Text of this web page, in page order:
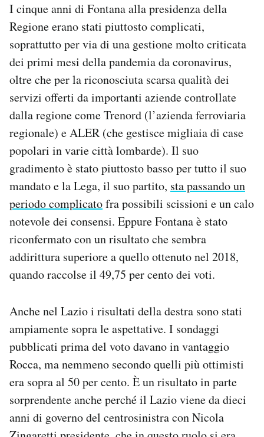
I cinque anni di Fontana alla presidenza della
Regione erano stati piuttosto complicati,
soprattutto per via di una gestione molto criticata
dei primi mesi della pandemia da coronavirus,
oltre che per la riconosciuta scarsa qualità dei
servizi offerti da importanti aziende controllate
dalla regione come Trenord (l’azienda ferroviaria
regionale) e ALER (che gestisce migliaia di case
popolari in varie città lombarde). Il suo
gradimento è stato piuttosto basso per tutto il suo
mandato e la Lega, il suo partito, sta passando un
periodo complicatofra possibili scissioni e un calo
notevole dei consensi. Eppure Fontana è stato
riconfermato con un risultato che sembra
addirittura superiore a quello ottenuto nel 2018,
quando raccolse il 49,75 per cento dei voti.
Anche nel Lazio i risultati della destra sono stati
ampiamente sopra le aspettative. I sondaggi
pubblicati prima del voto davano in vantaggio
Rocca, ma nemmeno secondo quelli più ottimisti
era sopra al 50 per cento. È un risultato in parte
sorprendente anche perché il Lazio viene da dieci
anni di governo del centrosinistra con Nicola